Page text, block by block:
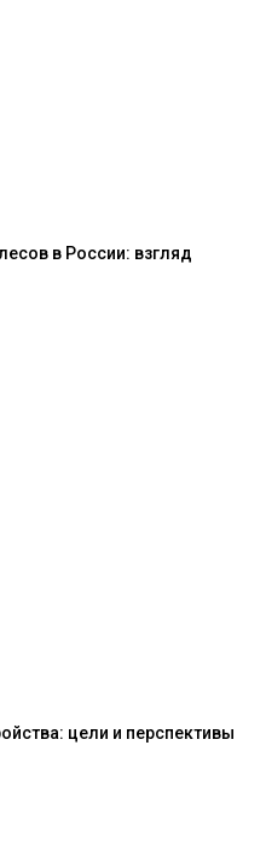
в России: взгляд
цели и перспективы